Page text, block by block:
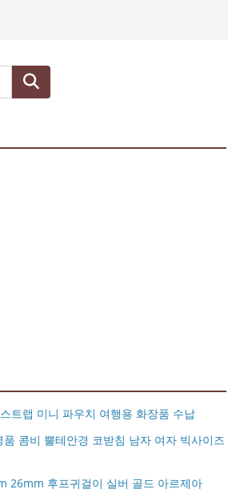
검색
트랩 미니 파우치 여행용 화장품 수납
콤비 뿔테안경 코받침 남자 여자 빅사이즈
26mm 후프귀걸이 실버 골드 아르제아